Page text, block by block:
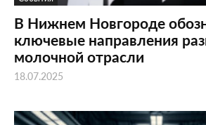
В Нижнем Новгороде
ключевые направления
молочной отрасли
18.07.2025